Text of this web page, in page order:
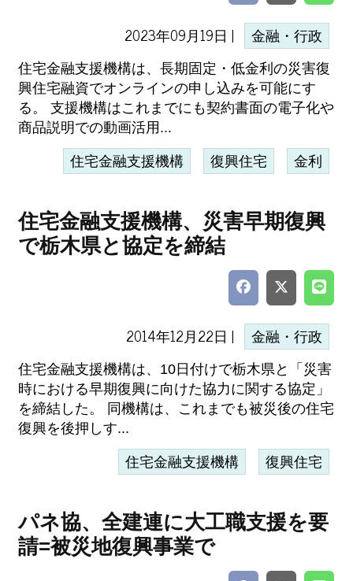
2023年09月19日 | 金融・行政
住宅金融支援機構は、長期固定・低金利の災害復
興住宅融資でオンラインの申し込みを可能にす
る。 支援機構はこれまでにも契約書面の電子化や
商品説明での動画活用...
住宅金融支援機構 復興住宅 金利
住宅金融支援機構、災害早期復興
で栃木県と協定を締結
2014年12月22日 | 金融・行政
住宅金融支援機構は、10日付けで栃木県と「災害
時における早期復興に向けた協力に関する協定」
を締結した。 同機構は、これまでも被災後の住宅
復興を後押しす...
住宅金融支援機構 復興住宅
パネ協、全建連に大工職支援を要
請=被災地復興事業で